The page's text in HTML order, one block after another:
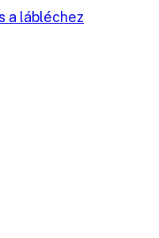
a lábléchez